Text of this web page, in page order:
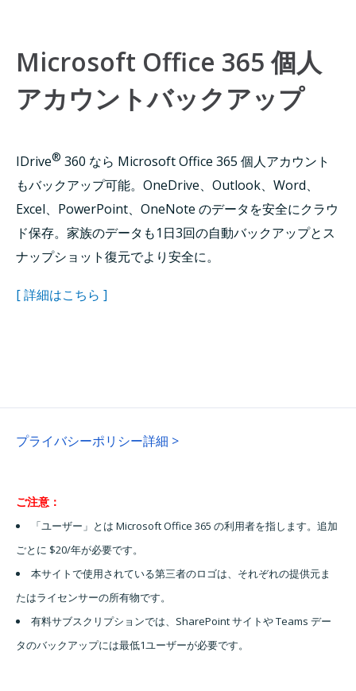
Microsoft Office 365 個人
アカウントバックアップ
IDrive® 360 なら Microsoft Office 365 個人アカウント
もバックアップ可能。OneDrive、Outlook、Word、
Excel、PowerPoint、OneNote のデータを安全にクラウ
ド保存。家族のデータも1日3回の自動バックアップとス
ナップショット復元でより安全に。
[ 詳細はこちら ]
プライバシーポリシー詳細 >
ご注意：
「ユーザー」とは Microsoft Office 365 の利用者を指します。追加
ごとに $20/年が必要です。
本サイトで使用されている第三者のロゴは、それぞれの提供元ま
たはライセンサーの所有物です。
有料サブスクリプションでは、SharePoint サイトや Teams デー
タのバックアップには最低1ユーザーが必要です。